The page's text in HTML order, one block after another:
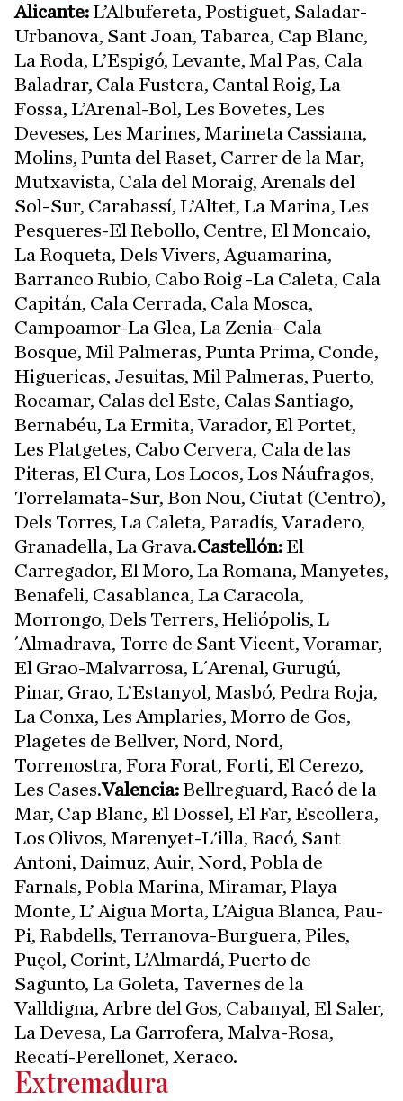
Alicante:L’Albufereta, Postiguet, Saladar-
Urbanova, Sant Joan, Tabarca, Cap Blanc,
La Roda, L’Espigó, Levante, Mal Pas, Cala
Baladrar, Cala Fustera, Cantal Roig, La
Fossa, L’Arenal-Bol, Les Bovetes, Les
Deveses, Les Marines, Marineta Cassiana,
Molins, Punta del Raset, Carrer de la Mar,
Mutxavista, Cala del Moraig, Arenals del
Sol-Sur, Carabassí, L’Altet, La Marina, Les
Pesqueres-El Rebollo, Centre, El Moncaio,
La Roqueta, Dels Vivers, Aguamarina,
Barranco Rubio, Cabo Roig -La Caleta, Cala
Capitán, Cala Cerrada, Cala Mosca,
Campoamor-La Glea, La Zenia- Cala
Bosque, Mil Palmeras, Punta Prima, Conde,
Higuericas, Jesuitas, Mil Palmeras, Puerto,
Rocamar, Calas del Este, Calas Santiago,
Bernabéu, La Ermita, Varador, El Portet,
Les Platgetes, Cabo Cervera, Cala de las
Piteras, El Cura, Los Locos, Los Náufragos,
Torrelamata-Sur, Bon Nou, Ciutat (Centro),
Dels Torres, La Caleta, Paradís, Varadero,
Granadella, La Grava.Castellón:El
Carregador, El Moro, La Romana, Manyetes,
Benafeli, Casablanca, La Caracola,
Morrongo, Dels Terrers, Heliópolis, L
´Almadrava, Torre de Sant Vicent, Voramar,
El Grao-Malvarrosa, L´Arenal, Gurugú,
Pinar, Grao, L’Estanyol, Masbó, Pedra Roja,
La Conxa, Les Amplaries, Morro de Gos,
Plagetes de Bellver, Nord, Nord,
Torrenostra, Fora Forat, Forti, El Cerezo,
Les Cases.Valencia:Bellreguard, Racó de la
Mar, Cap Blanc, El Dossel, El Far, Escollera,
Los Olivos, Marenyet-L'illa, Racó, Sant
Antoni, Daimuz, Auir, Nord, Pobla de
Farnals, Pobla Marina, Miramar, Playa
Monte, L’ Aigua Morta, L’Aigua Blanca, Pau-
Pi, Rabdells, Terranova-Burguera, Piles,
Puçol, Corint, L’Almardá, Puerto de
Sagunto, La Goleta, Tavernes de la
Valldigna, Arbre del Gos, Cabanyal, El Saler,
La Devesa, La Garrofera, Malva-Rosa,
Recatí-Perellonet, Xeraco.
Extremadura